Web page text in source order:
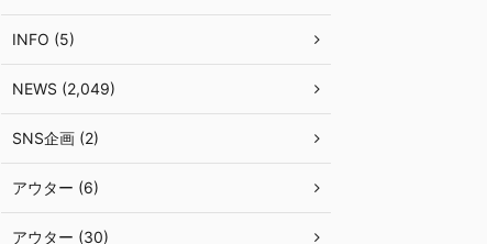
INFO (5)
NEWS (2,049)
SNS企画 (2)
アウター (6)
アウター (30)